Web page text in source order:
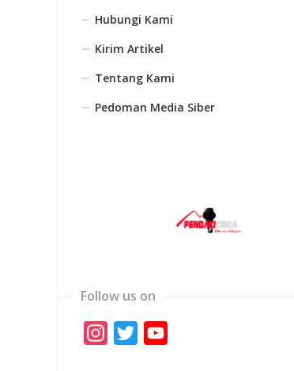
Hubungi Kami
Kirim Artikel
Tentang Kami
Pedoman Media Siber
Follow us on
Instagram
Twitter